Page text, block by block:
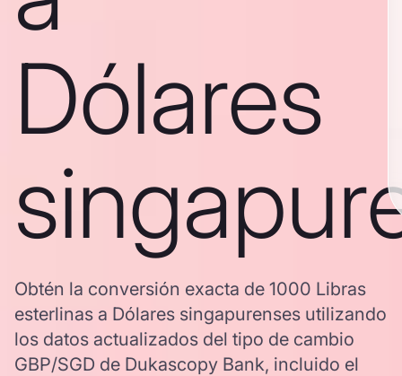
Dólares
Obtén la conversión exacta de 1000 Libras
esterlinas a Dólares singapurenses utilizando
los datos actualizados del tipo de cambio
GBP/SGD de Dukascopy Bank, incluido el